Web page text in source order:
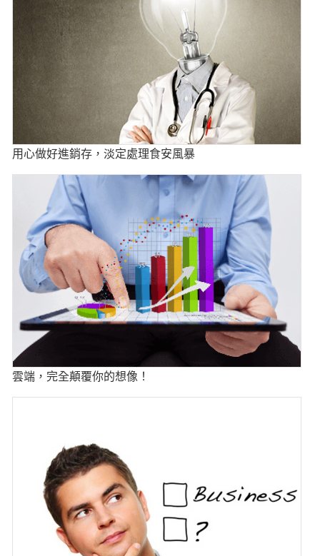
用心做好進銷存，淡定處理食安風暴
雲端，完全顛覆你的想像！